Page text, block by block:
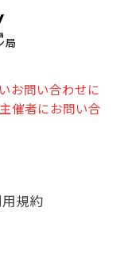
局
お問い合わせに
催者にお問い合
規約